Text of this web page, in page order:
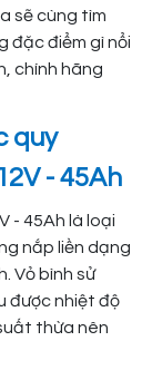
sẽ cùng tìm
đặc điểm gì nổi
chính hãng
quy
- 45Ah
- 45Ah là loại
nắp liền dạng
Vỏ bình sử
được nhiệt độ
thừa nên